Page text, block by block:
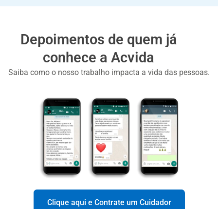
Depoimentos de quem já
conhece a Acvida
Saiba como o nosso trabalho impacta a vida das pessoas.
Clique aqui e Contrate um Cuidador